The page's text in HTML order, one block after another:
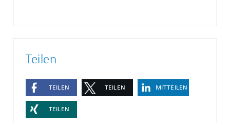
Teilen
TEILEN TEILEN MITTEILEN
TEILEN